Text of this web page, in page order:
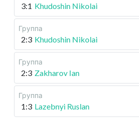
3:1 Khudoshin Nikolai
Группа
2:3 Khudoshin Nikolai
Группа
2:3 Zakharov Ian
Группа
1:3 Lazebnyi Ruslan